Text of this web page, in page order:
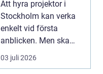
Att hyra projektor i
Stockholm kan verka
enkelt vid första
anblicken. Men ska
bilden vara stor,...
03 juli 2026